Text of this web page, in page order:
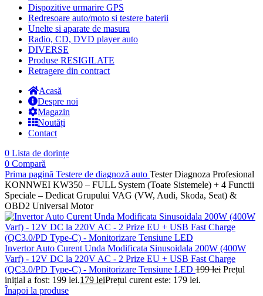
Dispozitive urmarire GPS
Redresoare auto/moto si testere baterii
Unelte si aparate de masura
Radio, CD, DVD player auto
DIVERSE
Produse RESIGILATE
Retragere din contract
Acasă
Despre noi
Magazin
Noutăți
Contact
0 Lista de dorințe
0 Compară
Prima pagină Testere de diagnoză auto Tester Diagnoza Profesional
KONNWEI KW350 – FULL System (Toate Sistemele) + 4 Functii
Speciale – Dedicat Grupului VAG (VW, Audi, Skoda, Seat) &
OBD2 Universal Motor
Invertor Auto Curent Unda Modificata Sinusoidala 200W (400W
Varf) - 12V DC la 220V AC - 2 Prize EU + USB Fast Charge
(QC3.0/PD Type-C) - Monitorizare Tensiune LED 199lei Prețul
inițial a fost: 199 lei.179 leiPrețul curent este: 179 lei.
Înapoi la produse